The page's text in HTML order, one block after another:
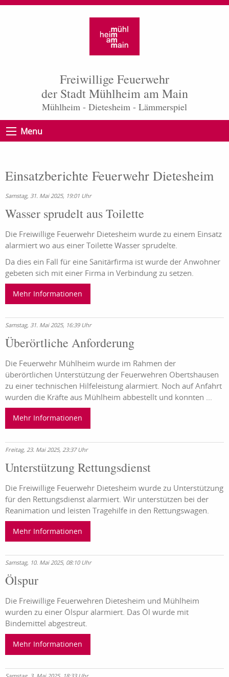
Freiwillige Feuerwehr
der Stadt Mühlheim am Main
Mühlheim - Dietesheim - Lämmerspiel
Menu
Einsatzberichte Feuerwehr Dietesheim
Samstag, 31. Mai 2025, 19:01 Uhr
Wasser sprudelt aus Toilette
Die Freiwillige Feuerwehr Dietesheim wurde zu einem Einsatz
alarmiert wo aus einer Toilette Wasser sprudelte.
Da dies ein Fall für eine Sanitärfirma ist wurde der Anwohner
gebeten sich mit einer Firma in Verbindung zu setzen.
Mehr Informationen
Samstag, 31. Mai 2025, 16:39 Uhr
Überörtliche Anforderung
Die Feuerwehr Mühlheim wurde im Rahmen der
überörtlichen Unterstützung der Feuerwehren Obertshausen
zu einer technischen Hilfeleistung alarmiert. Noch auf Anfahrt
wurden die Kräfte aus Mühlheim abbestellt und konnten ...
Mehr Informationen
Freitag, 23. Mai 2025, 23:37 Uhr
Unterstützung Rettungsdienst
Die Freiwillige Feuerwehr Dietesheim wurde zu Unterstützung
für den Rettungsdienst alarmiert. Wir unterstützen bei der
Reanimation und leisten Tragehilfe in den Rettungswagen.
Mehr Informationen
Samstag, 10. Mai 2025, 08:10 Uhr
Ölspur
Die Freiwillige Feuerwehren Dietesheim und Mühlheim
wurden zu einer Ölspur alarmiert. Das Öl wurde mit
Bindemittel abgestreut.
Mehr Informationen